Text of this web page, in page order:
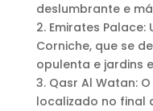
deslumbrante e
2. Emirates
Corniche, que se
opulenta e jardins
3. Qasr Al Watan:
localizado no final